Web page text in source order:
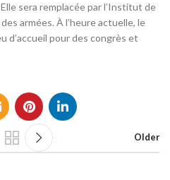
sera remplacée par l’Institut de
armées. À l’heure actuelle, le
d’accueil pour des congrès et
Older